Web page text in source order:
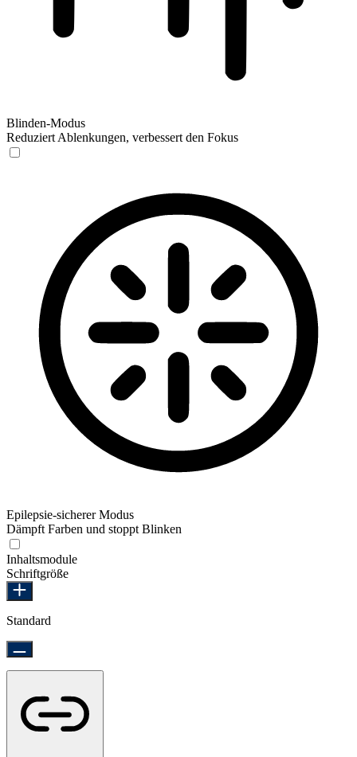
Blinden-Modus
Reduziert Ablenkungen, verbessert den Fokus
Epilepsie-sicherer Modus
Dämpft Farben und stoppt Blinken
Inhaltsmodule
Schriftgröße
Standard